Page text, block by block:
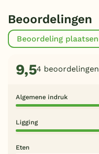
Beoordelingen
Beoordeling plaatsen
9,54 beoordelingen
Algemene indruk
Ligging
Eten